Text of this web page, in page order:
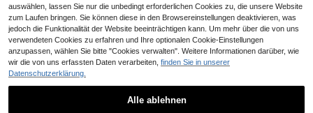
auswählen, lassen Sie nur die unbedingt erforderlichen Cookies zu, die unsere Website
zum Laufen bringen. Sie können diese in den Browsereinstellungen deaktivieren, was
jedoch die Funktionalität der Website beeinträchtigen kann. Um mehr über die von uns
verwendeten Cookies zu erfahren und Ihre optionalen Cookie-Einstellungen
anzupassen, wählen Sie bitte "Cookies verwalten". Weitere Informationen darüber, wie
wir die von uns erfassten Daten verarbeiten, finden Sie in unserer
Datenschutzerklärung.
Alle ablehnen